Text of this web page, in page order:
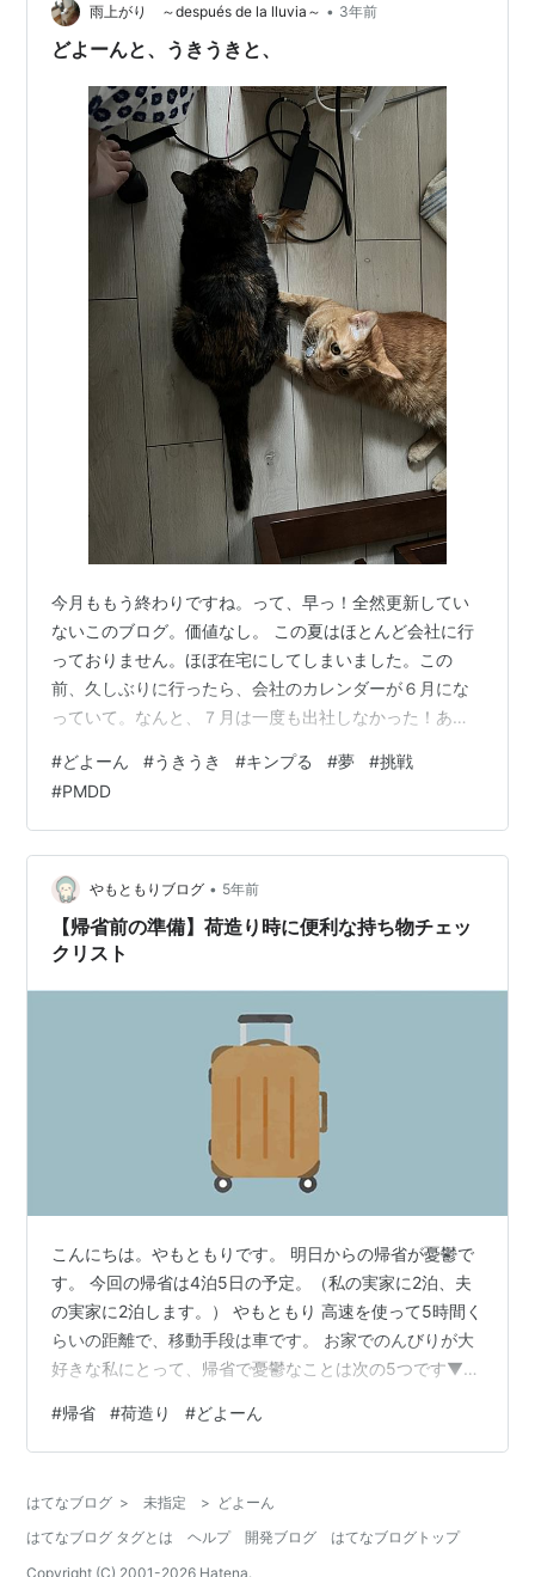
雨上がり ～después de la lluvia～ • 3年前
どよーんと、うきうきと、
今月ももう終わりですね。って、早っ！全然更新してい
ないこのブログ。価値なし。 この夏はほとんど会社に行
っておりません。ほぼ在宅にしてしまいました。この
前、久しぶりに行ったら、会社のカレンダーが６月にな
っていて。なんと、７月は一度も出社しなかった！あり
問題ないのですが。来月はもうちょっと行こうかな。←
舐めてる、、 デスク横で仕事終わるの待ってます どよー
ん 最近は家に居過ぎて人と接しないことが原因か、どよ
ーんとすることが多く。そこに生理が重なろうものな
ら、もうどん底。良い事？といえば、あまりに家に居過
ぎて、ギャングの甘えん坊っぷりが半端なくなりま…
#どよーん #うきうき #キンプる #夢 #挑戦
#PMDD
やもともりブログ • 5年前
【帰省前の準備】荷造り時に便利な持ち物チェッ
クリスト
こんにちは。やもともりです。 明日からの帰省が憂鬱で
す。 今回の帰省は4泊5日の予定。（私の実家に2泊、夫
の実家に2泊します。） やもともり 高速を使って5時間く
らいの距離で、移動手段は車です。 お家でのんびりが大
好きな私にとって、帰省で憂鬱なことは次の5つです▼
移動 自由に過ごせない実家での宿泊 わいわいガヤガヤの
集まり 帰宅後の大量の洗濯 今回の記事では「帰省の準
スポンサーリンク 準備① 食材の調整と手土産選び 準備
② 荷造り【持ち物チェックリスト】 iPhoneのメモ帳ア
プリで持ち物…
#帰省 #荷造り #どよーん
はてなブログ > 未指定 > どよーん
はてなブログ タグとは
ヘルプ 開発ブログ
はてなブログトップ
Copyright (C) 2001-2026 Hatena.